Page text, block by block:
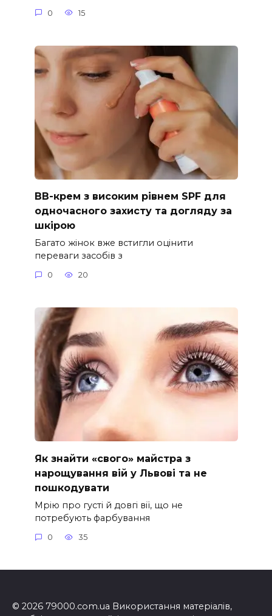
0 15
ВВ-крем з високим рівнем SPF для
одночасного захисту та догляду за
шкірою
Багато жінок вже встигли оцінити
переваги засобів з
0 20
Як знайти «свого» майстра з
нарощування вій у Львові та не
пошкодувати
Мрію про густі й довгі вії, що не
потребують фарбування
0 35
© 2026 79000.com.ua Використання матеріалів,